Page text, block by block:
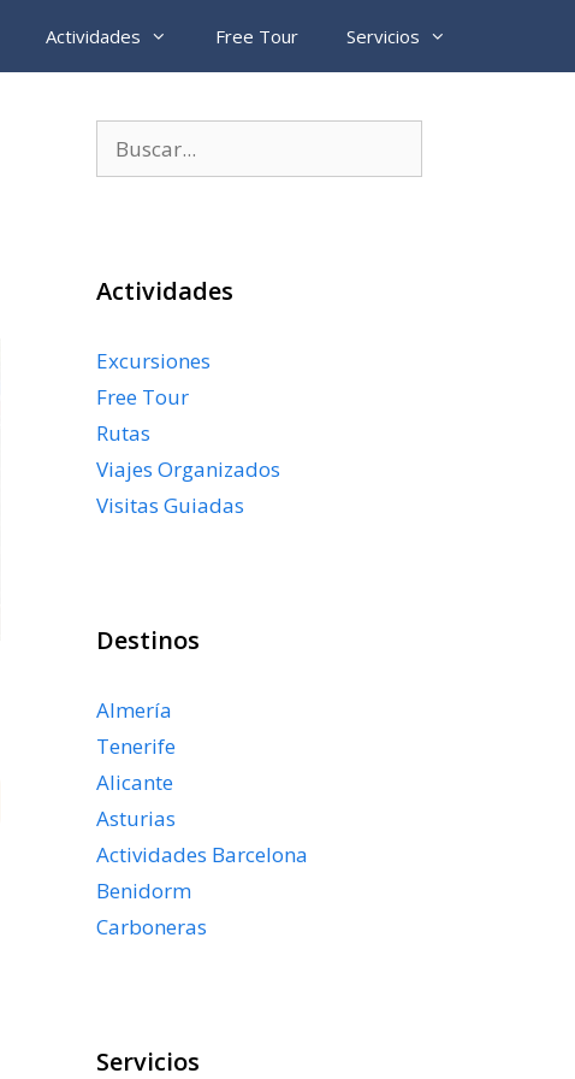
Actividades Free Tour Servicios
Actividades
Excursiones
Free Tour
Rutas
Viajes Organizados
Visitas Guiadas
Destinos
Almería
Tenerife
Alicante
Asturias
Actividades Barcelona
Benidorm
Carboneras
Servicios